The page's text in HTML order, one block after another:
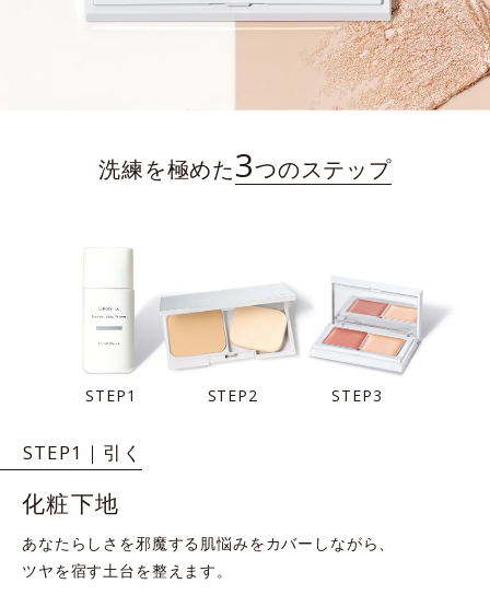
洗練を極めた3つのステップ
STEP1 STEP2 STEP3
STEP1｜引く
化粧下地
あなたらしさを邪魔する肌悩みをカバーしながら、
ツヤを宿す土台を整えます。